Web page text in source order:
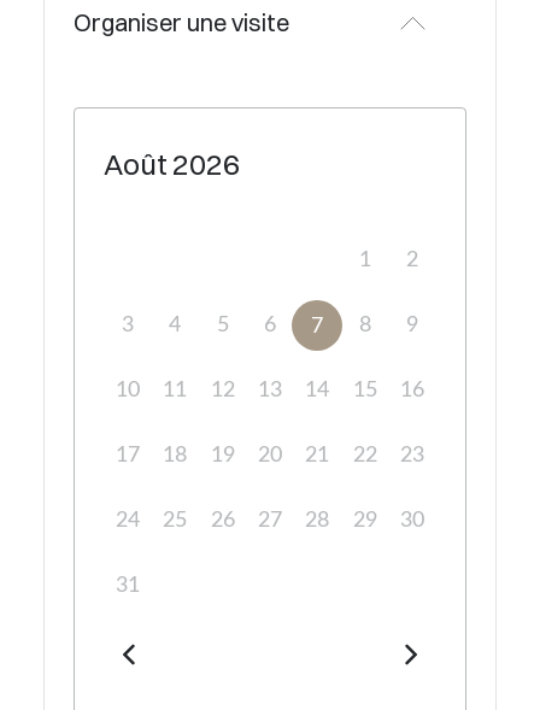
Organiser une visite
Août 2026
1 2
3 4 5 6 7 8 9
10 11 12 13 14 15 16
17 18 19 20 21 22 23
24 25 26 27 28 29 30
31